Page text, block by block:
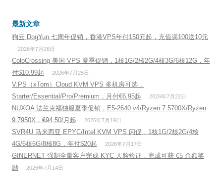
最新文章
狗云 DogYun 七周年促销，香港VPS年付150元起，充值满100送10元
2026年7月26日
ColoCrossing 美国 VPS 夏季促销，1核1G/2核2G/4核3G/6核12G，年
付$10.99起
2026年7月25日
V.PS（xTom）Cloud KVM VPS 多机房可选，
Starter/Essential/Pro/Premium，月付€6.95起
2026年7月22日
NUXOA 法兰克福独服夏季促销，E5-2640 v4/Ryzen 7 5700X/Ryzen
9 7950X，€94.50/月起
2026年7月19日
SVR4U 马来西亚 EPYC/Intel KVM VPS 闪促，1核1G/2核2G/4核
4G/6核6G/8核8G，年付$20起
2026年7月17日
GINERNET 强制全量客户完成 KYC 人脸验证，完成可获 €5 余额奖
励
2026年7月14日